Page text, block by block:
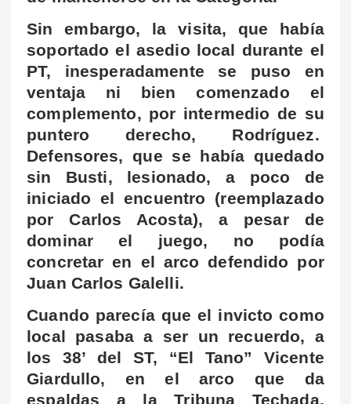
Sin embargo, la visita, que había
soportado el asedio local durante el
PT, inesperadamente se puso en
ventaja ni bien comenzado el
complemento, por intermedio de su
puntero derecho, Rodríguez.
Defensores, que se había quedado
sin Busti, lesionado, a poco de
iniciado el encuentro (reemplazado
por Carlos Acosta), a pesar de
dominar el juego, no podía
concretar en el arco defendido por
Juan Carlos Galelli.
Cuando parecía que el invicto como
local pasaba a ser un recuerdo, a
los 38’ del ST, “El Tano” Vicente
Giardullo, en el arco que da
espaldas a la Tribuna Techada,